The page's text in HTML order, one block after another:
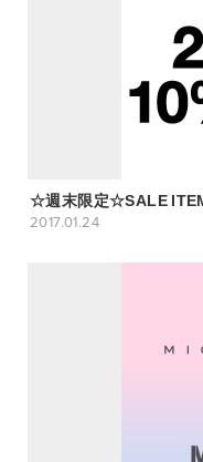
☆週末限定☆SALE
2017.01.24